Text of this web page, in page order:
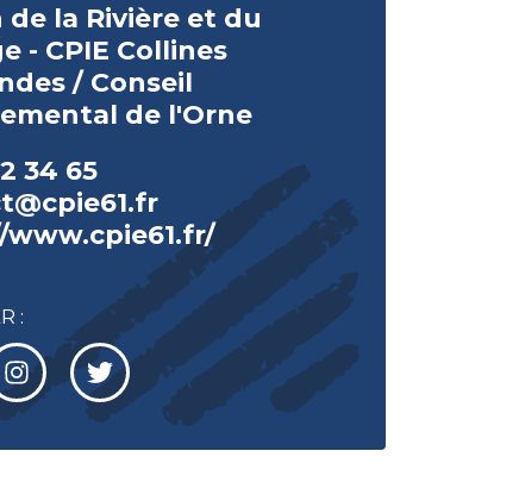
de la Rivière et du
- CPIE Collines
/ Conseil
de l'Orne
34 65
: